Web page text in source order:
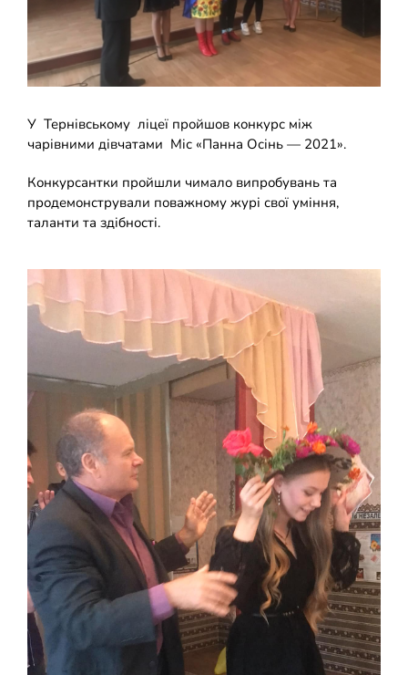
Накази
КОЗАЦЬКА ПЕДАГОГІКА
Джура
ОХОРОНА ПРАЦІ
ФІНАНСОВО-ГОСПОДАРСЬКА РОБОТА
ШКІЛЬНІ МУЗЕЇ
Електронні журнали
Новий освітній простір
БАТЬКАМ
ПРОЗОРІСТЬ ТА ІНФОРМАЦІЙНА ВІДКРИТІСТЬ ЗАКЛАДУ
ШКІЛЬНА БІБЛІОТЕКА
У Тернівському ліцеї пройшов конкурс між
чарівними дівчатами Міс «Панна Осінь — 2021».
Конкурсантки пройшли чимало випробувань та
продемонстрували поважному журі свої уміння,
таланти та здібності.